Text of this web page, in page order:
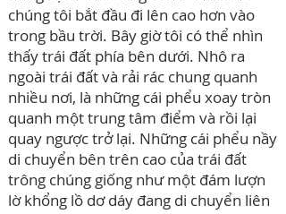
chúng tôi bắt đầu đi lên cao hơn vào
trong bầu trời. Bây giờ tôi có thể nhìn
thấy trái đất phía bên dưới. Nhô ra
ngoài trái đất và rải rác chung quanh
nhiều nơi, là những cái phểu xoay tròn
quanh một trung tâm điểm và rồi lại
quay ngược trở lại. Những cái phểu nầy
di chuyển bên trên cao của trái đất
trông chúng giống như một đám lượn
lờ khổng lồ dơ dáy đang di chuyển liên